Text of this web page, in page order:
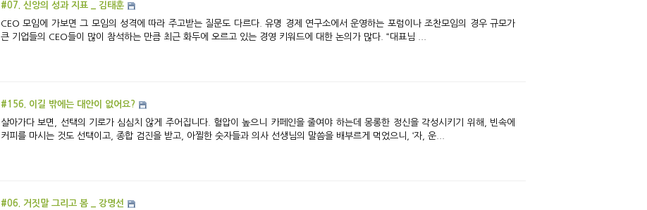
#07. 신앙의 성과 지표 _ 김태훈
CEO 모임에 가보면 그 모임의 성격에 따라 주고받는 질문도 다르다. 유명 경제 연구소에서 운영하는 포럼이나 조찬모임의 경우 규모가
큰 기업들의 CEO들이 많이 참석하는 만큼 최근 화두에 오르고 있는 경영 키워드에 대한 논의가 많다. “대표님 ...
#156. 이길 밖에는 대안이 없어요?
살아가다 보면, 선택의 기로가 심심치 않게 주어집니다. 혈압이 높으니 카페인을 줄여야 하는데 몽롱한 정신을 각성시키기 위해, 빈속에
커피를 마시는 것도 선택이고, 종합 검진을 받고, 아찔한 숫자들과 의사 선생님의 말씀을 배부르게 먹었으니, ‘자, 운...
#06. 거짓말 그리고 봄 _ 강명선